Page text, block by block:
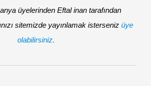
üyelerinden Eftal inan tarafından
sitemizde yayınlamak isterseniz üye
olabilirsiniz.